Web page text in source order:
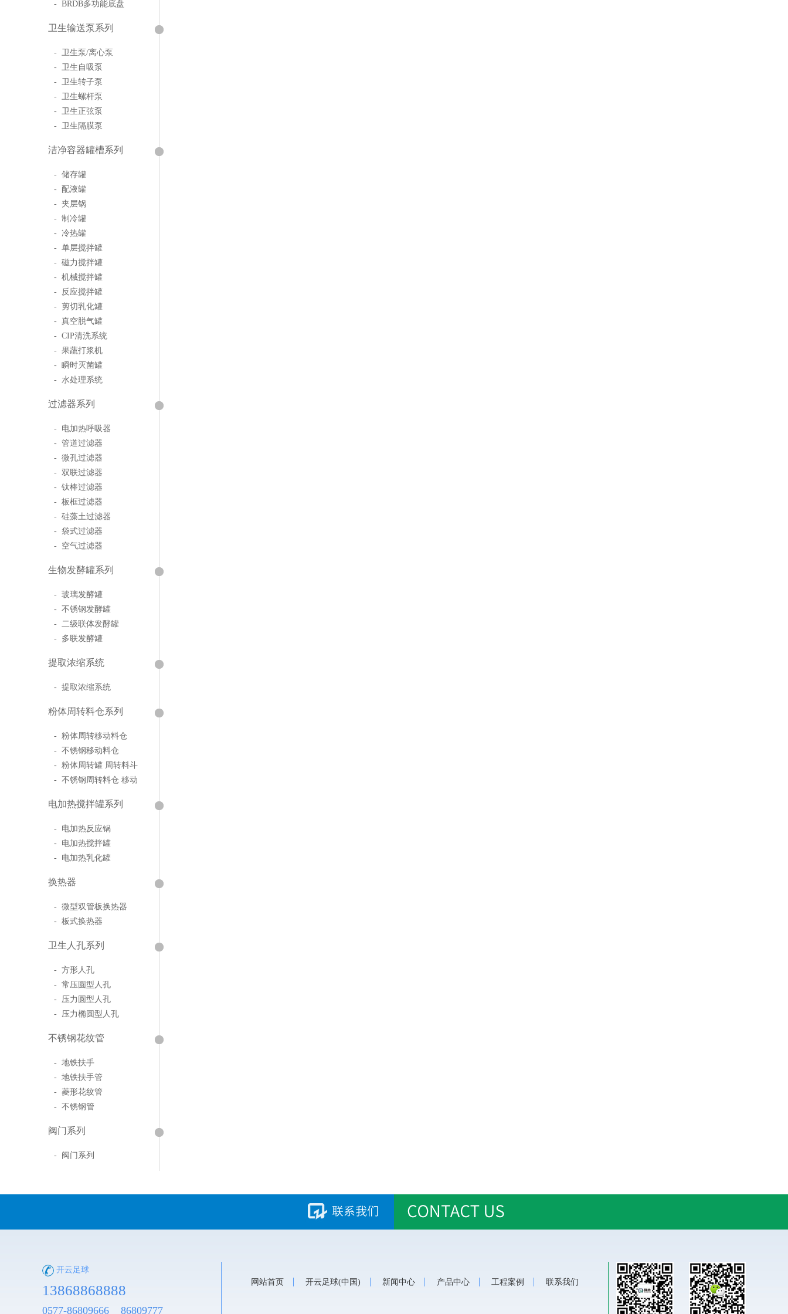
- BRDB多功能底盘
卫生输送泵系列
- 卫生泵/离心泵
- 卫生自吸泵
- 卫生转子泵
- 卫生螺杆泵
- 卫生正弦泵
- 卫生隔膜泵
洁净容器罐槽系列
- 储存罐
- 配液罐
- 夹层锅
- 制冷罐
- 冷热罐
- 单层搅拌罐
- 磁力搅拌罐
- 机械搅拌罐
- 反应搅拌罐
- 剪切乳化罐
- 真空脱气罐
- CIP清洗系统
- 果蔬打浆机
- 瞬时灭菌罐
- 水处理系统
过滤器系列
- 电加热呼吸器
- 管道过滤器
- 微孔过滤器
- 双联过滤器
- 钛棒过滤器
- 板框过滤器
- 硅藻土过滤器
- 袋式过滤器
- 空气过滤器
生物发酵罐系列
- 玻璃发酵罐
- 不锈钢发酵罐
- 二级联体发酵罐
- 多联发酵罐
提取浓缩系统
- 提取浓缩系统
粉体周转料仓系列
- 粉体周转移动料仓
- 不锈钢移动料仓
- 粉体周转罐 周转料斗
- 不锈钢周转料仓 移动
电加热搅拌罐系列
- 电加热反应锅
- 电加热搅拌罐
- 电加热乳化罐
换热器
- 微型双管板换热器
- 板式换热器
卫生人孔系列
- 方形人孔
- 常压圆型人孔
- 压力圆型人孔
- 压力椭圆型人孔
不锈钢花纹管
- 地铁扶手
- 地铁扶手管
- 菱形花纹管
- 不锈钢管
阀门系列
- 阀门系列
开云足球
13868868888
0577-86809666 86809777
网站首页 开云足球(中国) 新闻中心 产品中心 工程案例 联系我们